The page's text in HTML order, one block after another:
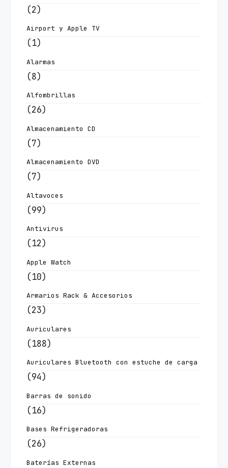
(2)
Airport y Apple TV
(1)
Alarmas
(8)
Alfombrillas
(26)
Almacenamiento CD
(7)
Almacenamiento DVD
(7)
Altavoces
(99)
Antivirus
(12)
Apple Watch
(10)
Armarios Rack & Accesorios
(23)
Auriculares
(188)
Auriculares Bluetooth con estuche de carga
(94)
Barras de sonido
(16)
Bases Refrigeradoras
(26)
Baterías Externas